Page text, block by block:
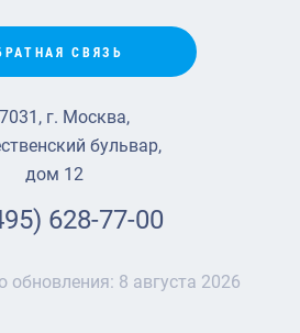
СВЯЗЬ
г. Москва,
бульвар,
дом 12
628-77-00
обновления: 8 августа 2026